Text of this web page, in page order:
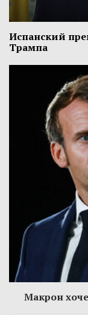
Испанский
Трампа
Макрон